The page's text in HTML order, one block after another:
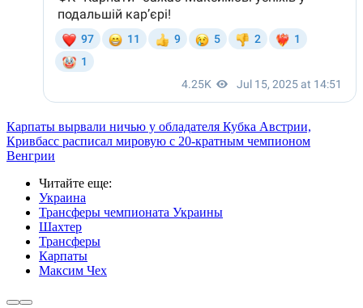
Карпаты вырвали ничью у обладателя Кубка Австрии,
Кривбасс расписал мировую с 20-кратным чемпионом
Венгрии
Читайте еще:
Украина
Трансферы чемпионата Украины
Шахтер
Трансферы
Карпаты
Максим Чех